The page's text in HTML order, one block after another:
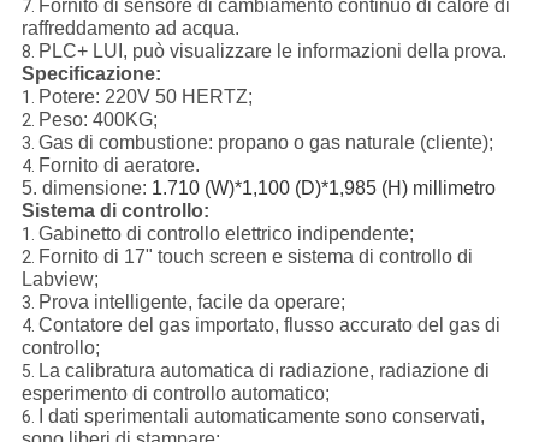
7. Fornito di sensore di cambiamento continuo di calore di
raffreddamento ad acqua.
8. PLC+ LUI, può visualizzare le informazioni della prova.
Specificazione:
1. Potere: 220V 50 HERTZ;
2. Peso: 400KG;
3. Gas di combustione: propano o gas naturale (cliente);
4. Fornito di aeratore.
5. dimensione: 1.710 (W)*1,100 (D)*1,985 (H) millimetro
Sistema di controllo:
1. Gabinetto di controllo elettrico indipendente;
2. Fornito di 17" touch screen e sistema di controllo di
Labview;
3. Prova intelligente, facile da operare;
4. Contatore del gas importato, flusso accurato del gas di
controllo;
5. La calibratura automatica di radiazione, radiazione di
esperimento di controllo automatico;
6.
I dati sperimentali automaticamente sono conservati,